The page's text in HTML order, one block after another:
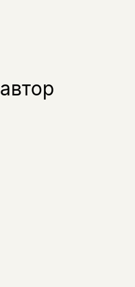
автор